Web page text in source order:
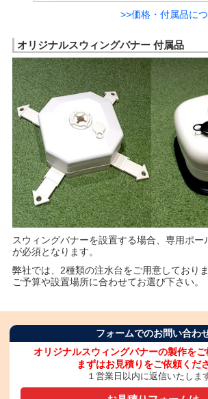
>>価格・付属品に
オリジナルスウィングバナー 付属品
スウィングバナーを設置する場合、専用ポー
が必須となります。
弊社では、2種類の注水台をご用意しておりま
ご予算や設置場所に合わせてお選び下さい。
フォームでのお問い合わ
オリジナルスウィングバナーの製作をご
まずはお見積りをご依頼くだ
１営業日以内に返信いたしま